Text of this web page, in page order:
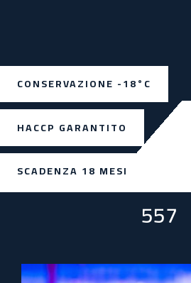
CONSERVAZIONE -18°C
HACCP GARANTITO
SCADENZA 18 MESI
557